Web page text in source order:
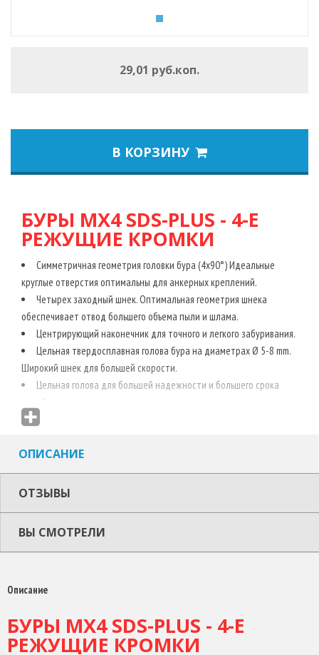
29,01 руб.коп.
В КОРЗИНУ
БУРЫ MX4 SDS-PLUS - 4-Е
РЕЖУЩИЕ КРОМКИ
Симметричная геометрия головки бура (4x90°) Идеальные
круглые отверстия оптимальны для анкерных креплений.
Четырех заходный шнек. Оптимальная геометрия шнека
обеспечивает отвод большего объема пыли и шлама.
Центрирующий наконечник для точного и легкого забуривания.
Цельная твердосплавная голова бура на диаметрах Ø 5-8 mm.
Широкий шнек для большей скорости.
Цельная голова для большей надежности и большего срока
службы
4 боковых резца более эффективно измельчают материал, что
Улучшенная защита головы бура, защищает при попадании
бура на арматуру
Новая изменяемая геометрия шнека. Утончающееся ближе к
основания для большей стабильности и увеличения прочности,
низкая вероятность поломки.
сравнению с конкурентами.
ОПИСАНИЕ
ОТЗЫВЫ
ВЫ СМОТРЕЛИ
Описание
БУРЫ MX4 SDS-PLUS - 4-Е
РЕЖУЩИЕ КРОМКИ